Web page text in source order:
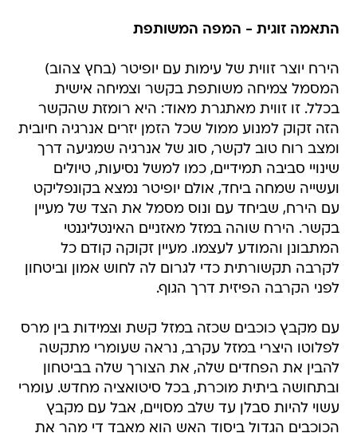
התאמה זוגית - המפה המשותפת
הירח יוצר זווית של עימות עם יופיטר (בחץ צהוב)
המסמל צמיחה משותפת בקשר וצמיחה אישית
בכלל. זו זווית מאתגרת מאוד: היא רומזת שהקשר
הזה זקוק למנוע ממול שכל הזמן יזרים אנרגיה חיובית
ומצב רוח טוב לקשר, סוג של אנרגיה שמגיעה דרך
שינויי סביבה תמידיים, כמו למשל נסיעות, טיולים
ועשייה שמחה ביחד, אולם יופיטר נמצא בקונפליקט
עם הירח, שביחד עם ונוס מסמל את הצד של מעיין
בקשר. הירח שוהה במזל מאזניים האינטליגנטי
המתבונן והמודע לעצמו. מעיין זקוקה קודם כל
לקרבה תקשורתית כדי לגרום לה לחוש אמון וביטחון
לפני הקרבה הפיזית דרך הגוף.
עם מקבץ כוכבים שכזה במזל קשת וצמידות בין מרס
לפלוטו היצרי במזל עקרב, נראה שעומרי מתקשה
להבין את הפחדים שלה, את הצורך שלה בביטחון
ובתחושה ביתית מוכרת, בכל סיטואציה מחדש. עומרי
עשוי להיות סבלן עד שלב מסויים, אבל עם מקבץ
הכוכבים הגדול ביסוד האש הוא מאבד די מהר את